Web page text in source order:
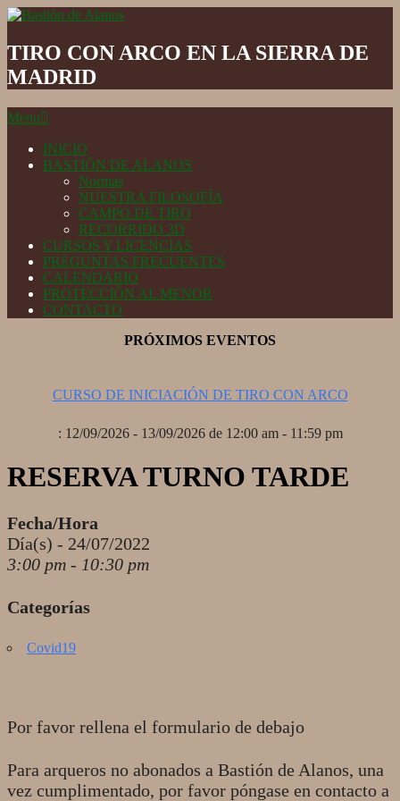
Skip
content
de
Alanos
TIRO CON ARCO EN LA SIERRA DE
MADRID
Secondary
Menu
Menu
INICIO
BASTIÓN DE ALANOS
Normas
NUESTRA FILOSOFÍA
CAMPO DE TIRO
RECORRIDO 3D
CURSOS Y LICENCIAS
PREGUNTAS FRECUENTES
CALENDARIO
PROTECCIÓN AL MENOR
CONTACTO
PRÓXIMOS EVENTOS
CURSO DE INICIACIÓN DE TIRO CON ARCO
: 12/09/2026 - 13/09/2026 de 12:00 am - 11:59 pm
RESERVA TURNO TARDE
Fecha/Hora
Día(s) - 24/07/2022
3:00 pm - 10:30 pm
Categorías
Covid19
Por favor rellena el formulario de debajo
Para arqueros no abonados a Bastión de Alanos, una
vez cumplimentado, por favor póngase en contacto a